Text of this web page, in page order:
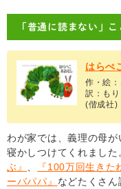
「普通に読まない」
はらぺ
作・絵
訳：も
(偕成社)
わが家では、義理の母
寝かしつけてくれました
ぶ』
『100万回生きた
ーバパパ』 などたくさん